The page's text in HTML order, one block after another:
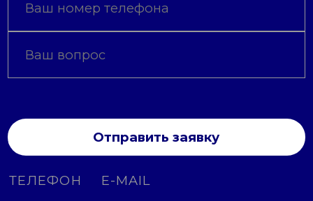
Отправить заявку
ТЕЛЕФОН E-MAIL